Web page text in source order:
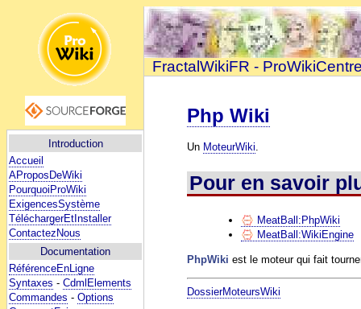
Introduction
Accueil
AProposDeWiki
PourquoiProWiki
ExigencesSystème
TéléchargerEtInstaller
ContactezNous
Documentation
RéférenceEnLigne
Syntaxes - CdmlElements
Commandes - Options
FractalWikiFR -
Php Wiki
Un MoteurWiki.
Pour en savoir
MeatBall:PhpWiki
MeatBall:WikiEngine
PhpWiki est le moteur qui fait
DossierMoteursWiki